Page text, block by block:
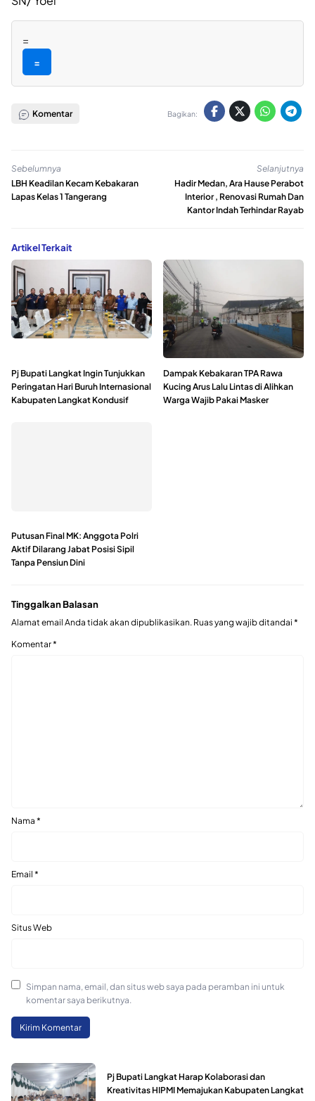
=
=
Komentar Bagikan:
Sebelumnya
LBH Keadilan Kecam Kebakaran
Lapas Kelas 1 Tangerang
Selanjutnya
Hadir Medan, Ara Hause Perabot
Interior , Renovasi Rumah Dan
Kantor Indah Terhindar Rayab
Artikel Terkait
Pj Bupati Langkat Ingin Tunjukkan
Peringatan Hari Buruh Internasional
Kabupaten Langkat Kondusif
Dampak Kebakaran TPA Rawa
Kucing Arus Lalu Lintas di Alihkan
Warga Wajib Pakai Masker
Putusan Final MK: Anggota Polri
Aktif Dilarang Jabat Posisi Sipil
Tanpa Pensiun Dini
Tinggalkan Balasan
Alamat email Anda tidak akan dipublikasikan. Ruas yang wajib ditandai *
Komentar*
Nama *
Email *
Situs Web
Simpan nama, email, dan situs web saya pada peramban ini untuk
komentar saya berikutnya.
Pj Bupati Langkat Harap Kolaborasi dan
Kreativitas HIPMI Memajukan Kabupaten Langkat